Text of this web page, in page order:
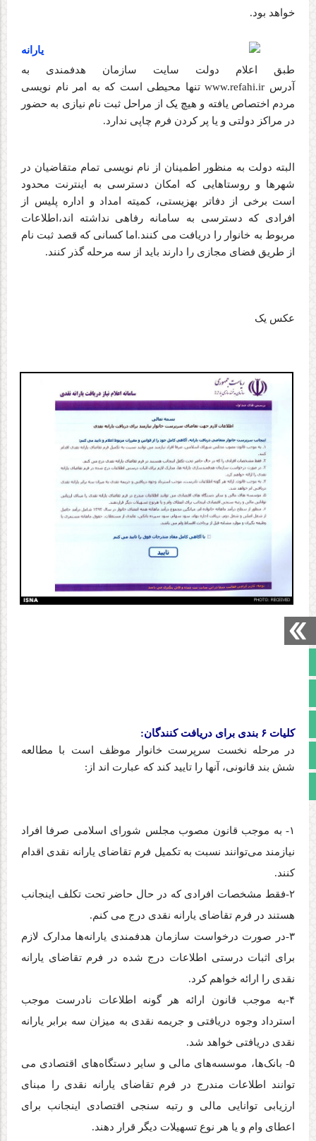
آپارات
اینستاگرام
خواهد بود.
طبق اعلام دولت سایت سازمان هدفمندی به
آدرس www.refahi.irتنها محیطی است که به امر نام نویسی
مردم اختصاص یافته و هیچ یک از مراحل ثبت نام نیازی به حضور
در مراکز دولتی و یا پر کردن فرم چاپی ندارد.
البته دولت به منظور اطمینان از نام نویسی تمام متقاضیان در
شهرها و روستاهایی که امکان دسترسی به اینترنت محدود
است برخی از دفاتر بهزیستی، کمیته امداد و اداره پلیس از
افرادی که دسترسی به سامانه رفاهی نداشته اند،اطلاعات
مربوط به خانوار را دریافت می کنند.اما کسانی که قصد ثبت نام
از طریق فضای مجازی را دارند باید از سه مرحله گذر کنند.
عکس یک
کلیات ۶ بندی برای دریافت کنندگان
:
در مرحله نخست سرپرست خانوار موظف است با مطالعه
شش بند قانونی، آنها را تایید کند که عبارت اند از :
۱- به موجب قانون مصوب مجلس شورای اسلامی صرفا افراد
نیازمند می‌توانند نسبت به تکمیل فرم تقاضای یارانه نقدی اقدام
کنند.
-۲فقط مشخصات افرادی که در حال حاضر تحت تکلف اینجانب
هستند در فرم تقاضای یارانه نقدی درج می کنم.
-۳در صورت درخواست سازمان هدفمندی‌ یارانه‌ها مدارک لازم
برای اثبات درستی اطلاعات درج شده در فرم تقاضای یارانه
نقدی را ارائه خواهم کرد.
-۴به موجب قانون ارائه هر گونه اطلاعات نادرست موجب
استرداد وجوه دریافتی و جریمه نقدی به میزان سه برابر یارانه
نقدی دریافتی‌ خواهد شد.
-۵ بانک‌ها، موسسه‌های مالی و سایر دستگاه‌های اقتصادی می
توانند اطلاعات مندرج در فرم تقاضای یارانه نقدی را مبنای
ارزیابی توانایی مالی و رتبه سنجی اقتصادی اینجانب برای
اعطای وام و یا هر نوع تسهیلات دیگر قرار دهند.